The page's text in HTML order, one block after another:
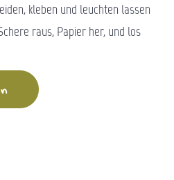
kleben und leuchten lassen
raus, Papier her, und los